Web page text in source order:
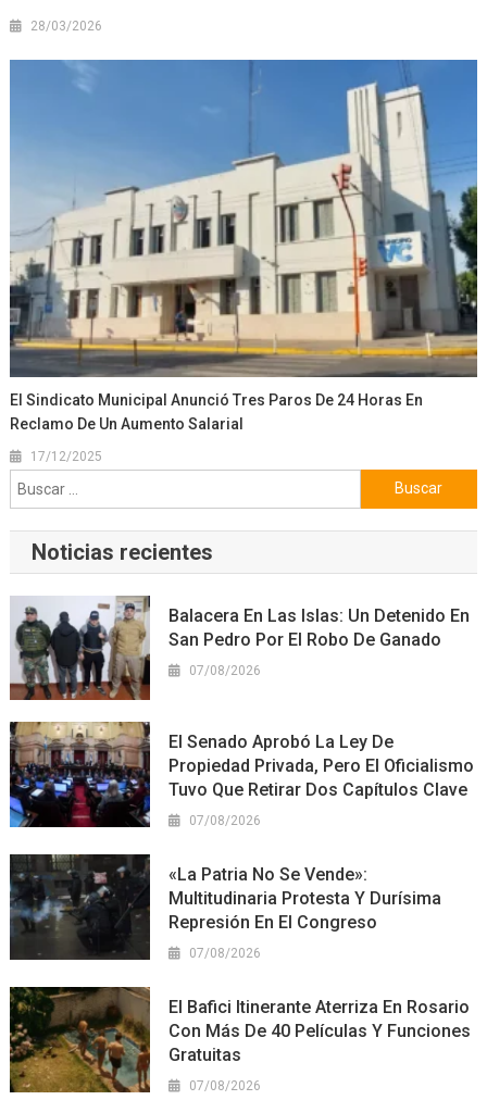
28/03/2026
El Sindicato Municipal Anunció Tres Paros De 24 Horas En
Reclamo De Un Aumento Salarial
17/12/2025
Buscar:
Noticias recientes
Balacera En Las Islas: Un Detenido En
San Pedro Por El Robo De Ganado
07/08/2026
El Senado Aprobó La Ley De
Propiedad Privada, Pero El Oficialismo
Tuvo Que Retirar Dos Capítulos Clave
07/08/2026
«La Patria No Se Vende»:
Multitudinaria Protesta Y Durísima
Represión En El Congreso
07/08/2026
El Bafici Itinerante Aterriza En Rosario
Con Más De 40 Películas Y Funciones
Gratuitas
07/08/2026